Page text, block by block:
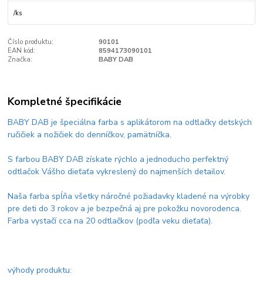
/ks
Číslo produktu:
90101
EAN kód:
8594173090101
Značka:
BABY DAB
Kompletné špecifikácie
BABY DAB je špeciálna farba s aplikátorom na odtlačky detských
ručičiek a nožičiek do denníčkov, pamätníčka.
S farbou BABY DAB získate rýchlo a jednoducho perfektný
odtlačok Vášho dieťaťa vykreslený do najmenších detailov.
Naša farba spĺňa všetky náročné požiadavky kladené na výrobky
pre deti do 3 rokov a je bezpečná aj pre pokožku novorodenca.
Farba vystačí cca na 20 odtlačkov (podľa veku dieťaťa).
výhody produktu: